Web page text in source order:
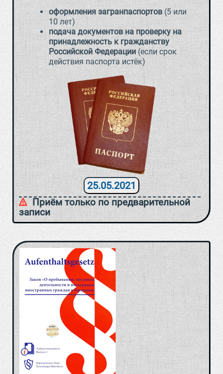
оформления загранпаспортов (5 или
10 лет)
подача документов на проверку на
принадлежность к гражданству
Российской Федерации (если срок
действия паспорта истёк)
25.05.2021
Приём только по предварительной
записи